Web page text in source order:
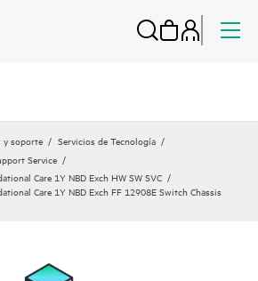
y soporte
Servicios de Tecnología
Service
Care 1Y NBD Exch HW SW SVC
Care 1Y NBD Exch FF 12908E Switch Chassis